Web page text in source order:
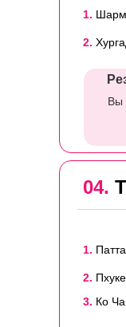
1.
2.
Вы
04.
1.
2.
3. Ко